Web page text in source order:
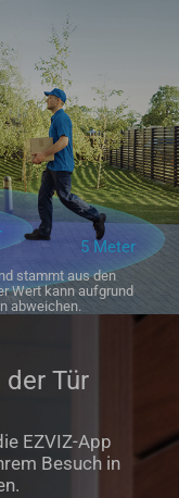
stammt aus den
Wert kann aufgrund
abweichen.
5 Meter
Tür
EZVIZ-App
Besuch in